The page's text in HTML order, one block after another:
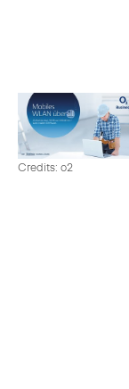
Credits: o2